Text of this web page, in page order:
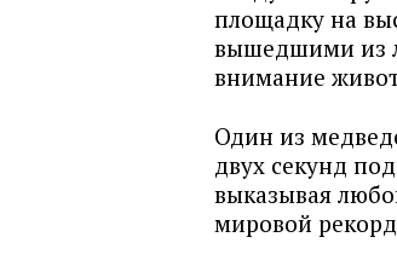
площадку на
вышедшими из
внимание
Один из
двух секунд
выказывая
мировой